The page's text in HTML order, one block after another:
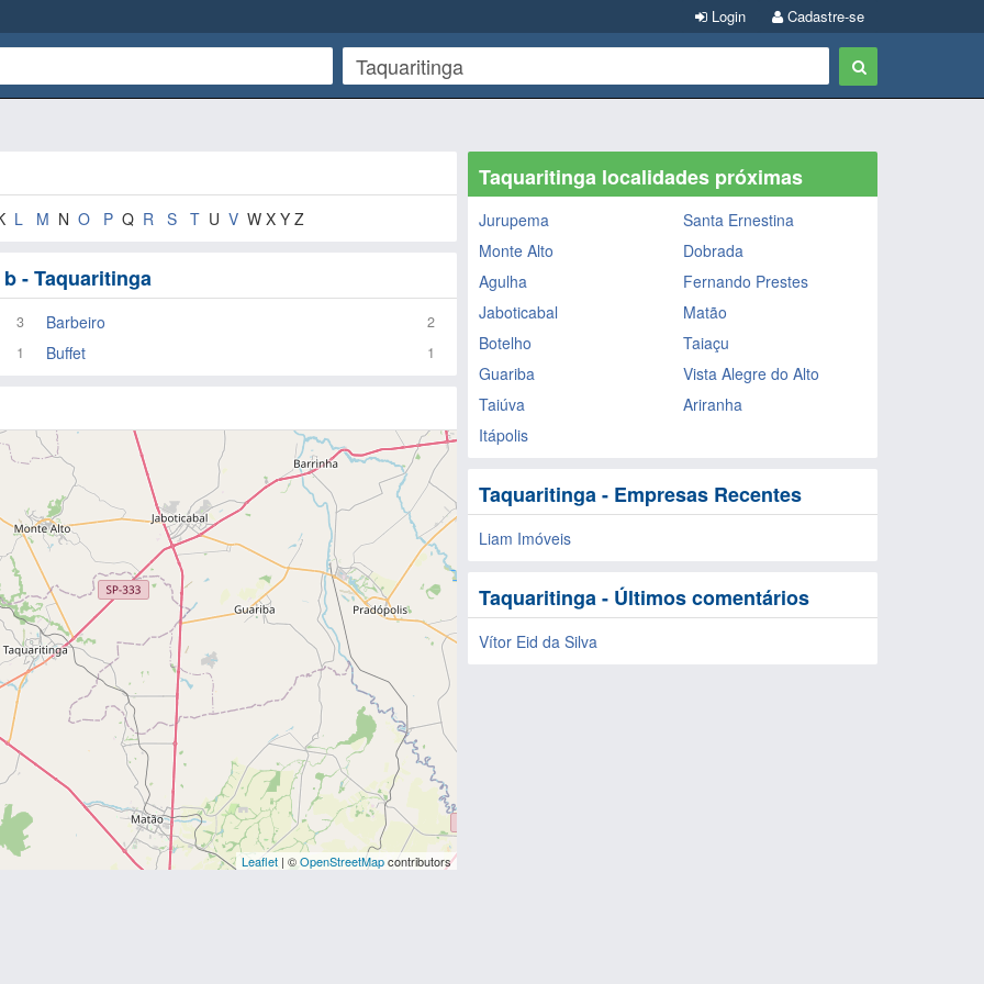
Cadastre-se
Login
L M N O P Q R S T U V W X Y Z
- Taquaritinga
3 Barbeiro
2
1
Buffet 1
Leaflet| ©OpenStreetMapcontributors
Taquaritinga localidades próximas
Jurupema
Santa Ernestina
Monte Alto
Dobrada
Agulha
Fernando Prestes
Jaboticabal
Matão
Botelho
Taiaçu
Guariba
Vista Alegre do Alto
Taiúva
Ariranha
Itápolis
Taquaritinga - Empresas Recentes
Liam Imóveis
Taquaritinga - Últimos comentários
Vítor Eid da Silva